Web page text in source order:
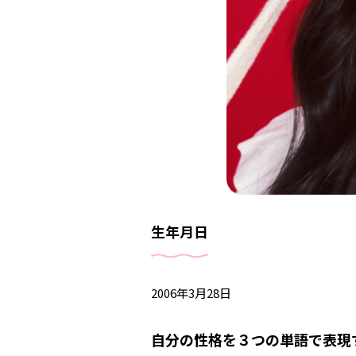
生年月日
2006年3月28日
自分の性格を３つの単語で表